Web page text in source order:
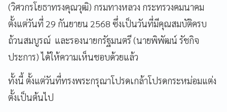
(วิศวกรโยธาทรงคุณวุฒิ) กรมทางหลวง กระทรวงคมนาคม
ตั้งแต่วันที่ 29 กันยายน 2568 ซึ่งเป็นวันที่มีคุณสมบัติครบ
ถ้วนสมบูรณ์ และรองนายกรัฐมนตรี (นายพิพัฒน์ รัชกิจ
ประการ) ได้ให้ความเห็นชอบด้วยแล้ว
ทั้งนี้ ตั้งแต่วันที่ทรงพระกรุณาโปรดเกล้าโปรดกระหม่อมแต่ง
ตั้งเป็นต้นไป